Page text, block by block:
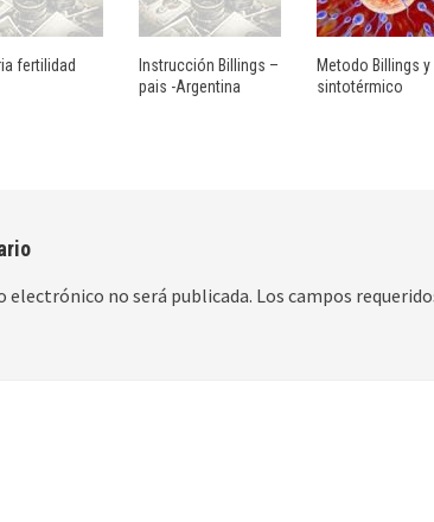
fertilidad
Instrucción Billings –
pais -Argentina
Metodo Billings y
sintotérmico
electrónico no será publicada. Los campos